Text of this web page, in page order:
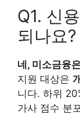
Q1. 신
되나요?
네, 미소금융
지원 대상은
니다. 하위
가사 점수 분